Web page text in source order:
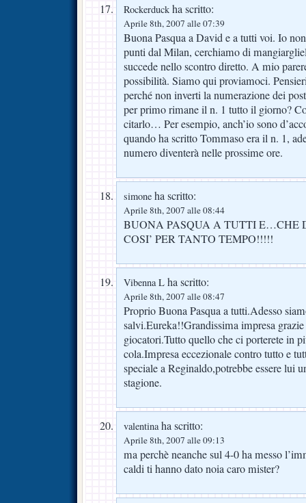
Rockerduck ha scritto:
Aprile 8th, 2007 alle 07:39
Buona Pasqua a David e a tutti voi. Io
punti dal Milan, cerchiamo di
succede nello scontro diretto. A mio
possibilità. Siamo qui proviamoci.
perché non inverti la numerazione dei
per primo rimane il n. 1 tutto il giorno?
citarlo… Per esempio, anch’io sono
quando ha scritto Tommaso era il n. 1,
numero diventerà nelle prossime ore.
simone ha scritto:
Aprile 8th, 2007 alle 08:44
BUONA PASQUA A TUTTI E…CHE
COSI’ PER TANTO TEMPO!!!!!
Vibenna L ha scritto:
Aprile 8th, 2007 alle 08:47
Proprio Buona Pasqua a tutti.Adesso
salvi.Eureka!!Grandissima impresa
giocatori.Tutto quello che ci porterete in
cola.Impresa eccezionale contro tutto e
speciale a Reginaldo,potrebbe essere lui
stagione.
valentinaha scritto:
Aprile 8th, 2007 alle 09:13
ma perchè neanche sul 4-0 ha messo
caldi ti hanno dato noia caro mister?